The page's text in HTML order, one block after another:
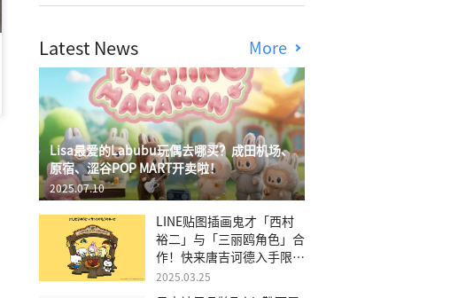
Latest News More
Lisa最爱的Labubu玩偶去哪买？成田机场、
原宿、涩谷POP MART开卖啦！
2025.07.10
LINE贴图插画鬼才「西村
裕二」与「三丽鸥角色」合
作！快来唐吉诃德入手限量
商品
2025.03.25